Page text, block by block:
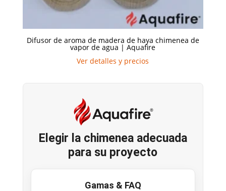
Difusor de aroma de madera de haya chimenea de
vapor de agua | Aquafire
Ver detalles y precios
Elegir la chimenea adecuada
para su proyecto
Gamas & FAQ